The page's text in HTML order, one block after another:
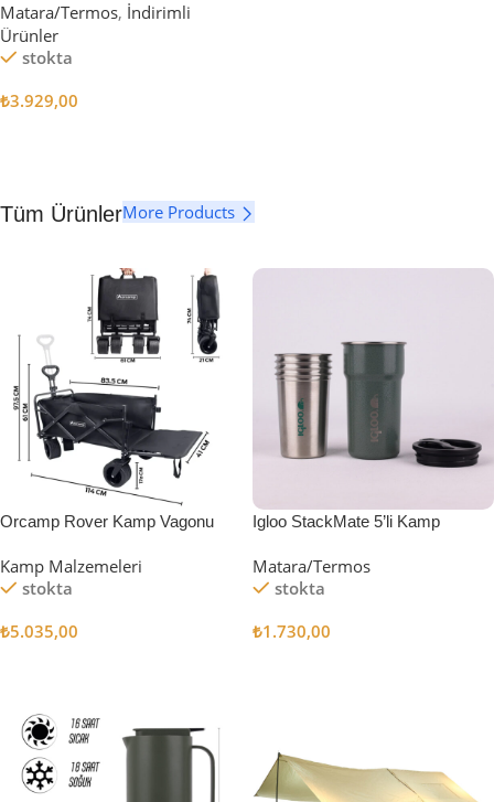
Matara/Termos, İndirimli
Ürünler
stokta
₺3.929,00
Tüm ÜrünlerMore Products
Orcamp Rover Kamp Vagonu
Kamp Malzemeleri
stokta
₺5.035,00
Igloo StackMate 5’li Kamp
Matara/Termos
stokta
₺1.730,00